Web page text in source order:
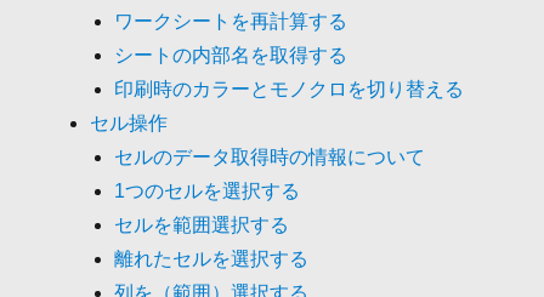
ワークシートを再計算する
シートの内部名を取得する
印刷時のカラーとモノクロを切り替える
セル操作
セルのデータ取得時の情報について
1つのセルを選択する
セルを範囲選択する
離れたセルを選択する